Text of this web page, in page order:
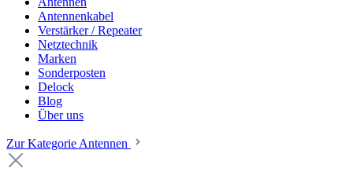
Antennenkabel
Verstärker / Repeater
Netztechnik
Marken
Sonderposten
Delock
Blog
Über uns
Zur Kategorie Antennen